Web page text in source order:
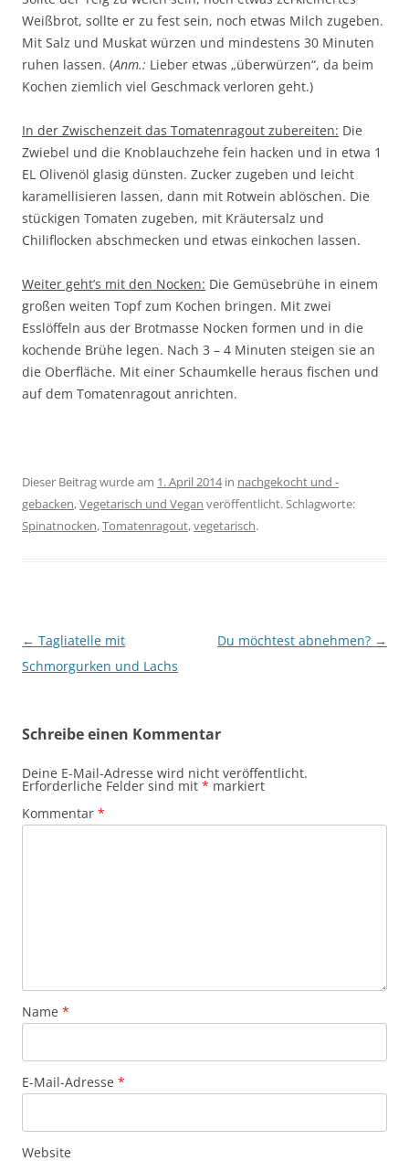
Weißbrot, sollte er zu fest sein, noch etwas Milch zugeben.
Mit Salz und Muskat würzen und mindestens 30 Minuten
ruhen lassen. (Anm.: Lieber etwas „überwürzen“, da beim
Kochen ziemlich viel Geschmack verloren geht.)
In der Zwischenzeit das Tomatenragout zubereiten: Die
Zwiebel und die Knoblauchzehe fein hacken und in etwa 1
EL Olivenöl glasig dünsten. Zucker zugeben und leicht
karamellisieren lassen, dann mit Rotwein ablöschen. Die
stückigen Tomaten zugeben, mit Kräutersalz und
Chiliflocken abschmecken und etwas einkochen lassen.
Weiter geht’s mit den Nocken: Die Gemüsebrühe in einem
großen weiten Topf zum Kochen bringen. Mit zwei
Esslöffeln aus der Brotmasse Nocken formen und in die
kochende Brühe legen. Nach 3 – 4 Minuten steigen sie an
die Oberfläche. Mit einer Schaumkelle heraus fischen und
auf dem Tomatenragout anrichten.
Dieser Beitrag wurde am 1. April 2014in nachgekocht und -
gebacken,Vegetarisch und Vegan veröffentlicht. Schlagworte:
Spinatnocken,Tomatenragout,vegetarisch.
Beitragsnavigation
← Tagliatelle mit
Schmorgurken und Lachs
Du möchtest abnehmen? →
Schreibe einen Kommentar
Deine E-Mail-Adresse wird nicht veröffentlicht.
Erforderliche Felder sind mit * markiert
Kommentar *
Name *
E-Mail-Adresse *
Website